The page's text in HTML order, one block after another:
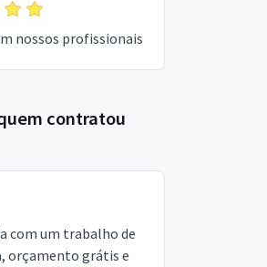
nossos profissionais
contratou
com um trabalho de
orçamento grátis e